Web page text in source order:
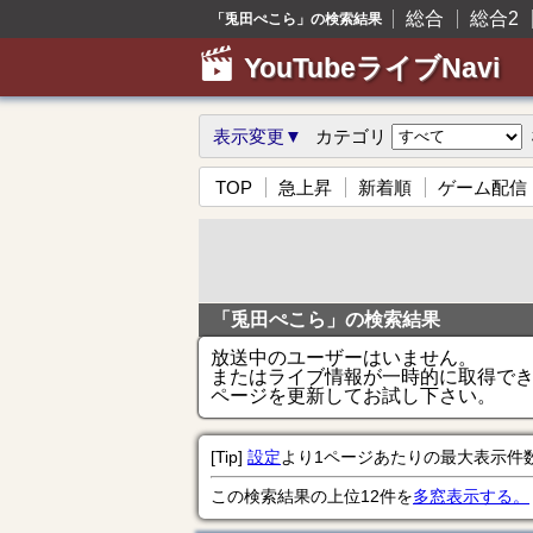
「兎田ぺこら」の検索結果 総合 総合2
YouTubeライブNavi
表示変更▼ カテゴリ
TOP 急上昇 新着順 ゲーム配信
「兎田ぺこら」の検索結果
放送中のユーザーはいません。
またはライブ情報が一時的に取得で
ページを更新してお試し下さい。
[Tip] 設定より1ページあたりの最大表示件
この検索結果の上位12件を多窓表示する。